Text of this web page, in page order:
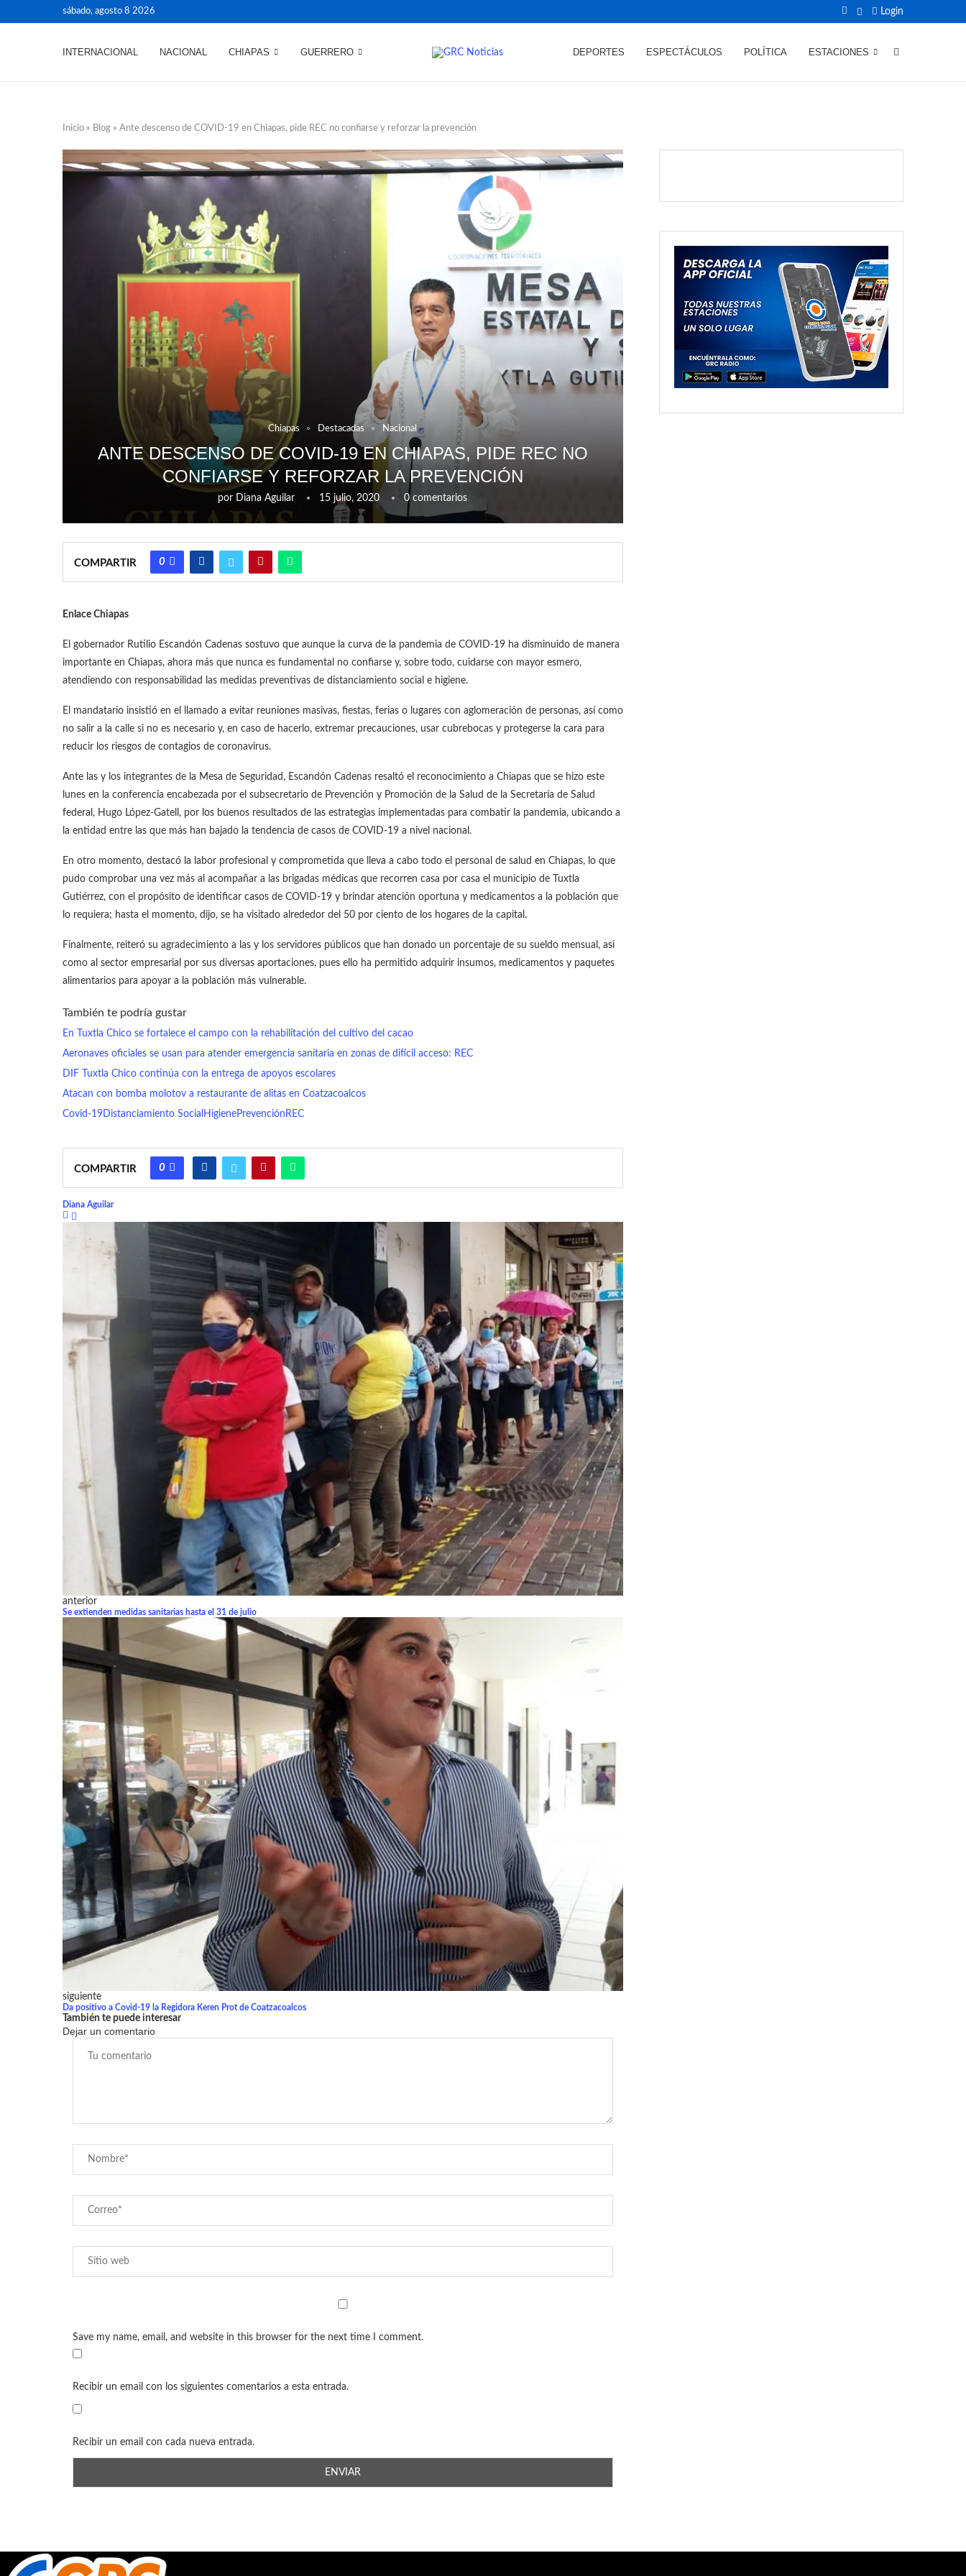
sábado, agosto 8 2026 Login
INTERNACIONAL NACIONAL CHIAPAS GUERRERO DEPORTES ESPECTÁCULOS POLÍTICA ESTACIONES
Inicio » Blog » Ante descenso de COVID-19 en Chiapas, pide REC no confiarse y reforzar la prevención
Chiapas Destacadas Nacional
ANTE DESCENSO DE COVID-19 EN CHIAPAS, PIDE REC NO
CONFIARSE Y REFORZAR LA PREVENCIÓN
por Diana Aguilar 15 julio, 2020 0 comentarios
COMPARTIR 0
Enlace Chiapas
El gobernador Rutilio Escandón Cadenas sostuvo que aunque la curva de la pandemia de COVID-19 ha disminuido de manera
importante en Chiapas, ahora más que nunca es fundamental no confiarse y, sobre todo, cuidarse con mayor esmero,
atendiendo con responsabilidad las medidas preventivas de distanciamiento social e higiene.
El mandatario insistió en el llamado a evitar reuniones masivas, fiestas, ferias o lugares con aglomeración de personas, así como
no salir a la calle si no es necesario y, en caso de hacerlo, extremar precauciones, usar cubrebocas y protegerse la cara para
reducir los riesgos de contagios de coronavirus.
Ante las y los integrantes de la Mesa de Seguridad, Escandón Cadenas resaltó el reconocimiento a Chiapas que se hizo este
lunes en la conferencia encabezada por el subsecretario de Prevención y Promoción de la Salud de la Secretaría de Salud
federal, Hugo López-Gatell, por los buenos resultados de las estrategias implementadas para combatir la pandemia, ubicando a
la entidad entre las que más han bajado la tendencia de casos de COVID-19 a nivel nacional.
En otro momento, destacó la labor profesional y comprometida que lleva a cabo todo el personal de salud en Chiapas, lo que
pudo comprobar una vez más al acompañar a las brigadas médicas que recorren casa por casa el municipio de Tuxtla
Gutiérrez, con el propósito de identificar casos de COVID-19 y brindar atención oportuna y medicamentos a la población que
lo requiera; hasta el momento, dijo, se ha visitado alrededor del 50 por ciento de los hogares de la capital.
Finalmente, reiteró su agradecimiento a las y los servidores públicos que han donado un porcentaje de su sueldo mensual, así
como al sector empresarial por sus diversas aportaciones, pues ello ha permitido adquirir insumos, medicamentos y paquetes
alimentarios para apoyar a la población más vulnerable.
También te podría gustar
En Tuxtla Chico se fortalece el campo con la rehabilitación del cultivo del cacao
Aeronaves oficiales se usan para atender emergencia sanitaria en zonas de difícil acceso: REC
DIF Tuxtla Chico continúa con la entrega de apoyos escolares
Atacan con bomba molotov a restaurante de alitas en Coatzacoalcos
Covid-19Distanciamiento Social HigienePrevención REC
COMPARTIR 0
Diana Aguilar
anterior
Se extienden medidas sanitarias hasta el 31 de julio
siguiente
Da positivo a Covid-19 la Regidora Keren Prot de Coatzacoalcos
También te puede interesar
Dejar un comentario
Save my name, email, and website in this browser for the next time I comment.
Recibir un email con los siguientes comentarios a esta entrada.
Recibir un email con cada nueva entrada.